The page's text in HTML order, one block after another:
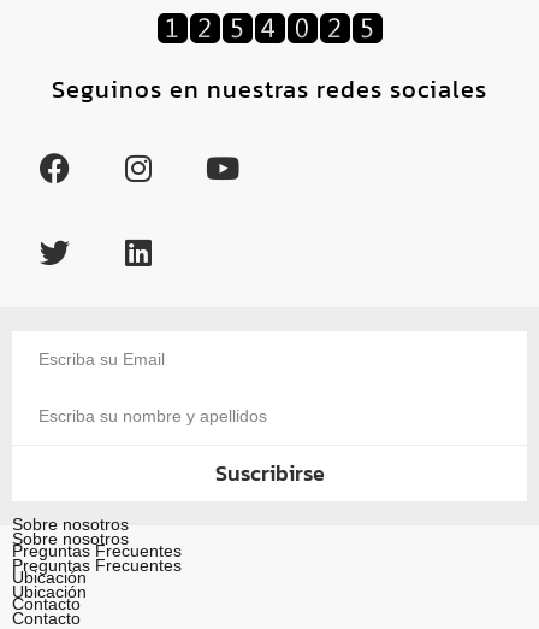
Seguinos en nuestras redes sociales
Suscribirse
Sobre nosotros
Preguntas Frecuentes
Ubicación
Contacto
Sobre nosotros
Preguntas Frecuentes
Ubicación
Contacto